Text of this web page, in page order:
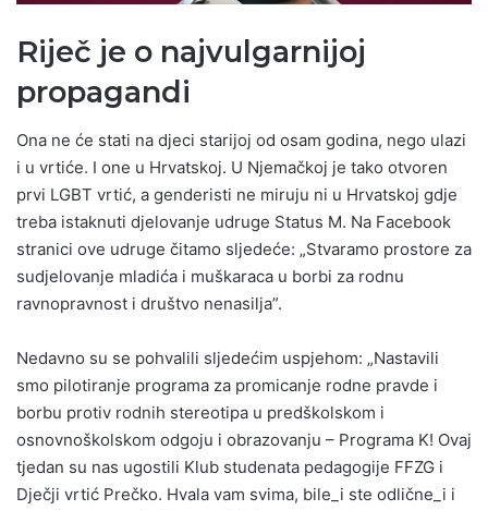
Riječ je o najvulgarnijoj
propagandi
Ona ne će stati na djeci starijoj od osam godina, nego ulazi
i u vrtiće. I one u Hrvatskoj. U Njemačkoj je tako otvoren
prvi LGBT vrtić, a genderisti ne miruju ni u Hrvatskoj gdje
treba istaknuti djelovanje udruge Status M. Na Facebook
stranici ove udruge čitamo sljedeće: „Stvaramo prostore za
sudjelovanje mladića i muškaraca u borbi za rodnu
ravnopravnost i društvo nenasilja”.
Nedavno su se pohvalili sljedećim uspjehom: „Nastavili
smo pilotiranje programa za promicanje rodne pravde i
borbu protiv rodnih stereotipa u predškolskom i
osnovnoškolskom odgoju i obrazovanju – Programa K! Ovaj
tjedan su nas ugostili Klub studenata pedagogije FFZG i
Dječji vrtić Prečko. Hvala vam svima, bile_i ste odlične_i i